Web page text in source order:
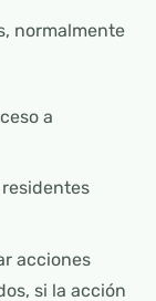
normalmente
a
acciones
si la acción